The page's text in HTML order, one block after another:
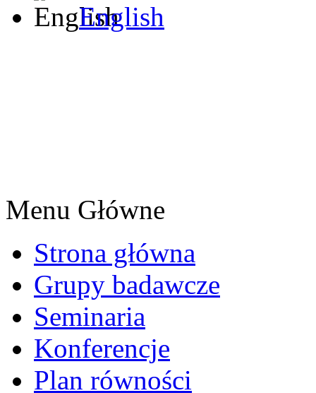
English
Menu Główne
Strona główna
Grupy badawcze
Seminaria
Konferencje
Plan równości